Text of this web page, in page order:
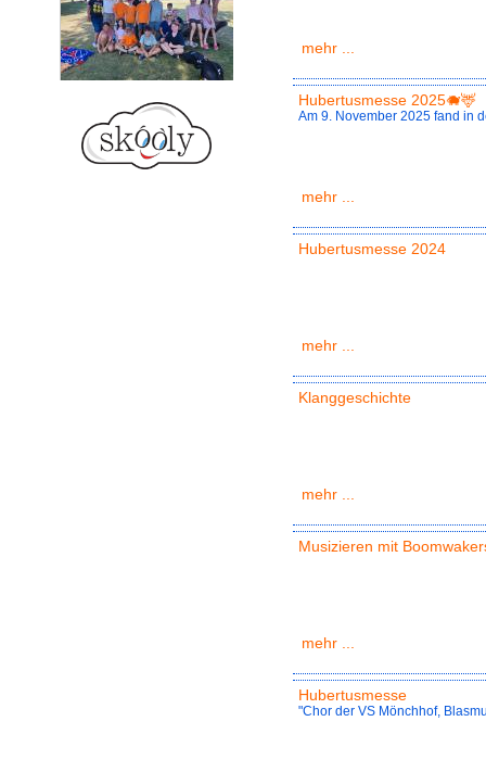
mehr ...
Hubertusmesse 2025🐗🦌
Am 9. November 2025 fand in
mehr ...
Hubertusmesse 2024
mehr ...
Klanggeschichte
mehr ...
Musizieren mit
mehr ...
Hubertusmesse
"Chor der VS Mönchhof,